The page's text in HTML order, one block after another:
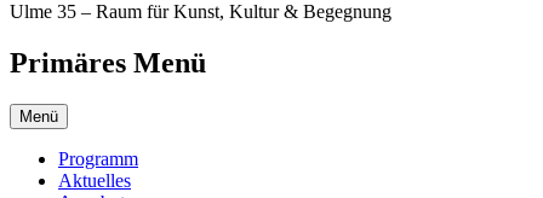
Ulme 35 – Raum für Kunst, Kultur & Begegnung
Primäres Menü
Menü
Programm
Aktuelles